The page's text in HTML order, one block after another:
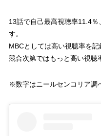
13話で自己最高視聴率11.4
す。
MBCとしては高い視聴率を記
競合次第ではもっと高い視聴
※数字はニールセンコリア調